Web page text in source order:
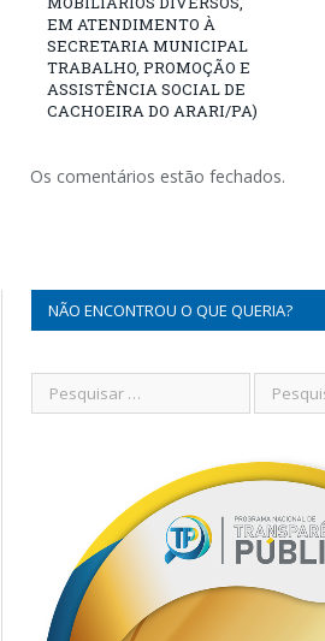
EM ATENDIMENTO À
SECRETARIA MUNICIPAL
TRABALHO, PROMOÇÃO E
ASSISTÊNCIA SOCIAL DE
CACHOEIRA DO ARARI/PA)
Os comentários estão fechados.
NÃO ENCONTROU O QUE QUERIA?